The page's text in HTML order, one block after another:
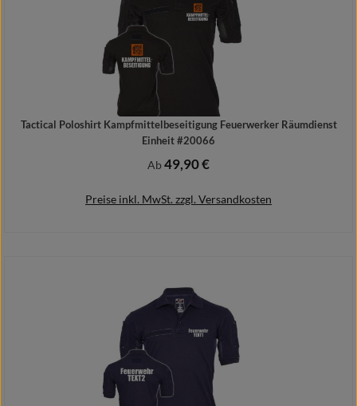
Tactical Poloshirt Kampfmittelbeseitigung Feuerwerker Räumdienst
Einheit #20066
Regulärer Preis:
Ab49,90 €
Preise inkl. MwSt. zzgl. Versandkosten